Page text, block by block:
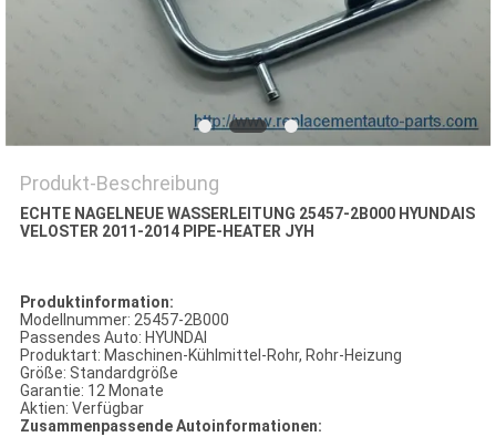
Produkt-Beschreibung
ECHTE NAGELNEUE WASSERLEITUNG 25457-2B000 HYUNDAIS
VELOSTER 2011-2014 PIPE-HEATER JYH
Produktinformation:
Modellnummer: 25457-2B000
Passendes Auto: HYUNDAI
Produktart: Maschinen-Kühlmittel-Rohr, Rohr-Heizung
Größe: Standardgröße
Garantie: 12 Monate
Aktien: Verfügbar
Zusammenpassende Autoinformationen: